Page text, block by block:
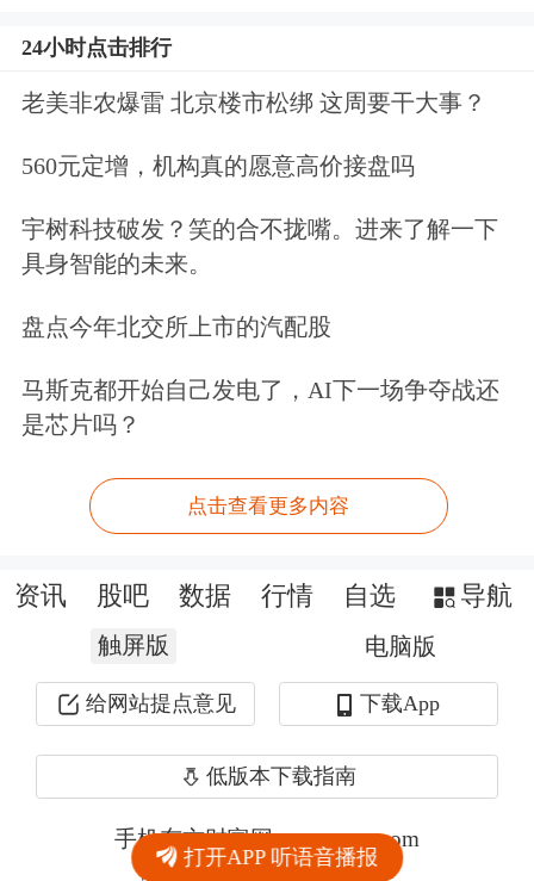
24小时点击排行
老美非农爆雷 北京楼市松绑 这周要干大事？
560元定增，机构真的愿意高价接盘吗
宇树科技破发？笑的合不拢嘴。进来了解一下
具身智能的未来。
盘点今年北交所上市的汽配股
马斯克都开始自己发电了，AI下一场争夺战还
是芯片吗？
点击查看更多内容
打开APP 听语音播报
资讯 股吧 数据 行情 自选 导航
触屏版 电脑版
给网站提点意见 下载App
低版本下载指南
手机东方财富网 eastmoney.com
网站备案号:沪ICP备05006054号-11